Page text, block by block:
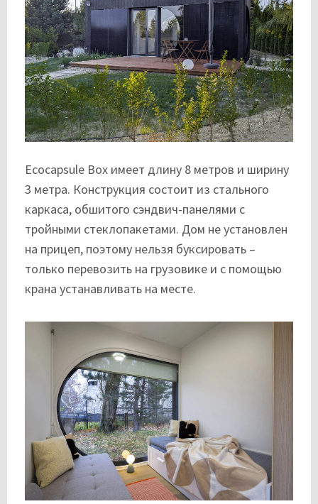
Ecocapsule Box имеет длину 8 метров и ширину
3 метра. Конструкция состоит из стального
каркаса, обшитого сэндвич-панелями с
тройными стеклопакетами. Дом не установлен
на прицеп, поэтому нельзя буксировать –
только перевозить на грузовике и с помощью
крана устанавливать на месте.